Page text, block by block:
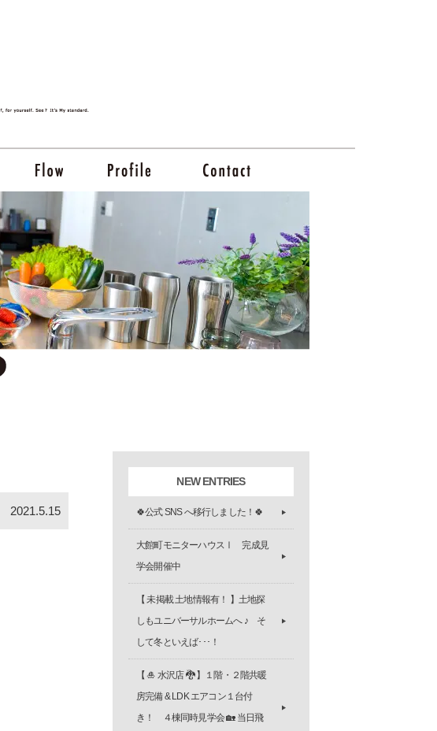
2021.5.15
NEW ENTRIES
🍀公式 SNS へ移行しました！🍀
大館町モニターハウスⅠ 完成見
学会開催中
【 未掲載 土地情報有！ 】土地探
しもユニバーサルホームへ ♪ そ
して冬といえば･･･！
【 🎍 水沢店 🐉 】１階・２階共暖
房完備 & LDK エアコン１台付
き！ ４棟同時見学会 🏡 当日飛